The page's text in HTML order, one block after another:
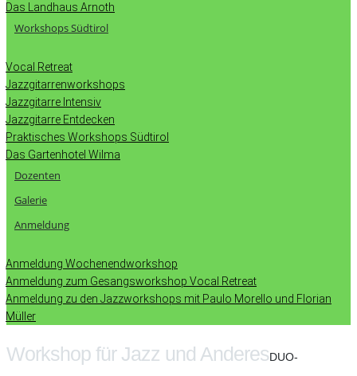
Das Landhaus Arnoth
Workshops Südtirol
Vocal Retreat
Jazzgitarrenworkshops
Jazzgitarre Intensiv
Jazzgitarre Entdecken
Praktisches Workshops Südtirol
Das Gartenhotel Wilma
Dozenten
Galerie
Anmeldung
Anmeldung Wochenendworkshop
Anmeldung zum Gesangsworkshop Vocal Retreat
Anmeldung zu den Jazzworkshops mit Paulo Morello und Florian
Müller
Workshop für Jazz und AnderesDUO-